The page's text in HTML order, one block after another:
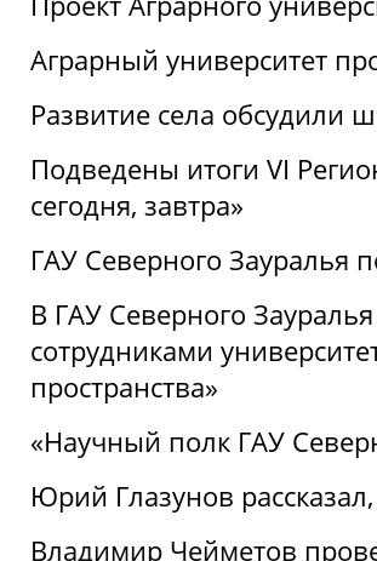
Аграрный университет
Развитие села обсудили
Подведены итоги VI
сегодня, завтра»
ГАУ Северного Зауралья
В ГАУ Северного
сотрудниками
пространства»
«Научный полк ГАУ
Юрий Глазунов
Владимир Чейметов